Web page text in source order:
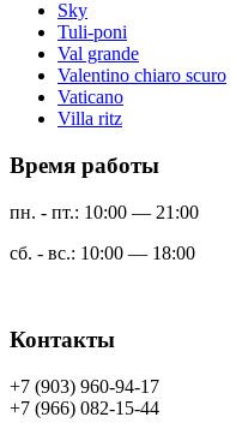
Sky
Tuli-poni
Val grande
Valentino chiaro scuro
Vaticano
Villa ritz
Время работы
пн. - пт.: 10:00 — 21:00
сб. - вс.: 10:00 — 18:00
Контакты
+7 (903) 960-94-17
+7 (966) 082-15-44